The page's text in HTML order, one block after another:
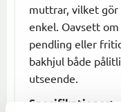
muttrar, vilket gör
enkel. Oavsett
pendling eller
bakhjul både
utseende.
Specifikationer: